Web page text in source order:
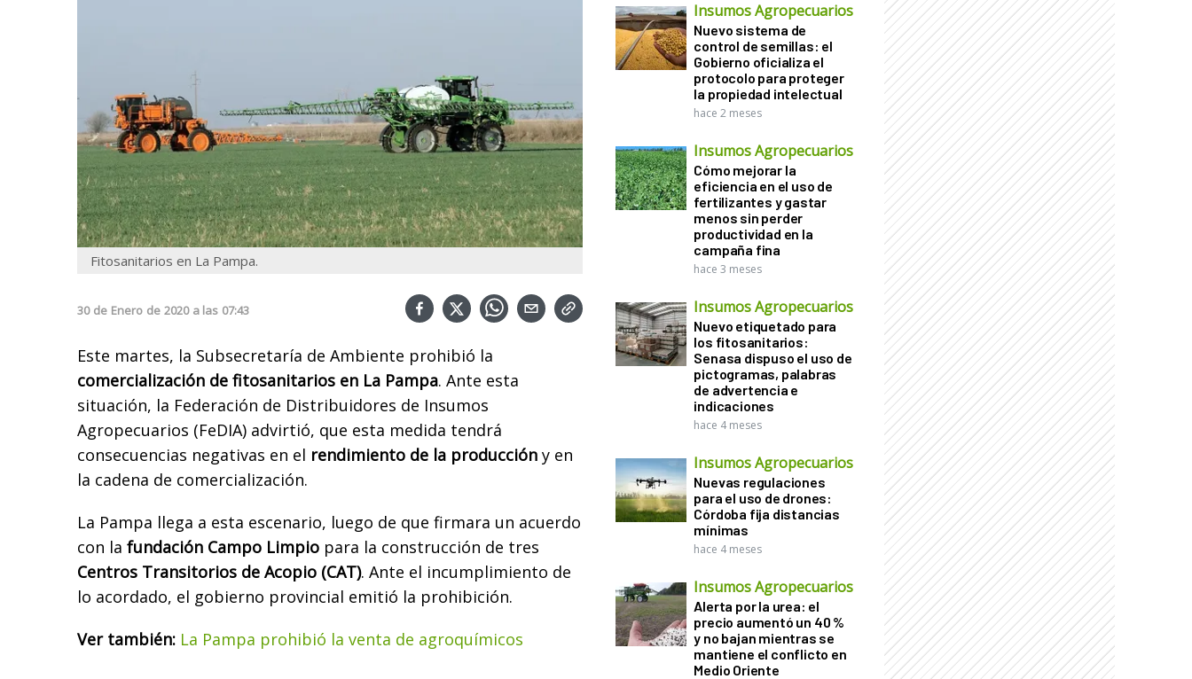
Fitosanitarios en La Pampa.
30 de Enero de 2020 a las 07:43
Este martes, la Subsecretaría de Ambiente prohibió la
comercialización de fitosanitarios en La Pampa. Ante esta
situación, la Federación de Distribuidores de Insumos
Agropecuarios (FeDIA) advirtió, que esta medida tendrá
consecuencias negativas en el rendimiento de la producción y en
la cadena de comercialización.
La Pampa llega a esta escenario, luego de que firmara un acuerdo
con la fundación Campo Limpio para la construcción de tres
Centros Transitorios de Acopio (CAT). Ante el incumplimiento de
lo acordado, el gobierno provincial emitió la prohibición.
Ver también: La Pampa prohibió la venta de agroquímicos
Insumos Agropecuarios
Nuevo sistema de
control de semillas: el
Gobierno oficializa el
protocolo para proteger
la propiedad intelectual
hace 2 meses
Insumos Agropecuarios
Cómo mejorar la
eficiencia en el uso de
fertilizantes y gastar
menos sin perder
productividad en la
campaña fina
hace 3 meses
Insumos Agropecuarios
Nuevo etiquetado para
los fitosanitarios:
Senasa dispuso el uso de
pictogramas, palabras
de advertencia e
indicaciones
hace 4 meses
Insumos Agropecuarios
Nuevas regulaciones
para el uso de drones:
Córdoba fija distancias
mínimas
hace 4 meses
Insumos Agropecuarios
Alerta por la urea: el
precio aumentó un 40 %
y no bajan mientras se
mantiene el conflicto en
Medio Oriente